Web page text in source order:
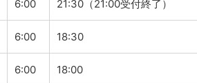
6:00 21:30（21:00受付終了）
6:00 18:30
6:00 18:00